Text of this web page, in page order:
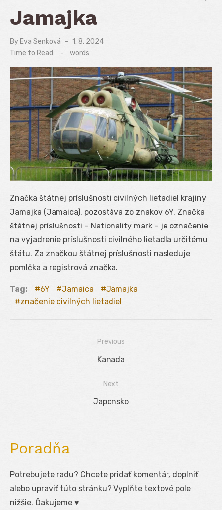
Jamajka
By Eva Senková
Posted
on
1. 8. 2024
Time to Read:
- words
Značka štátnej príslušnosti civilných lietadiel krajiny
Jamajka (Jamaica), pozostáva zo znakov 6Y. Značka
štátnej príslušnosti – Nationality mark – je označenie
na vyjadrenie príslušnosti civilného lietadla určitému
štátu. Za značkou štátnej príslušnosti nasleduje
pomlčka a registrová značka.
Tag: 6Y Jamaica
Jamajka
značenie civilných lietadiel
Previous
Previous
Kanada
Next
Next
Japonsko
Poradňa
Potrebujete radu? Chcete pridať komentár, doplniť
alebo upraviť túto stránku? Vyplňte textové pole
nižšie. Ďakujeme ♥